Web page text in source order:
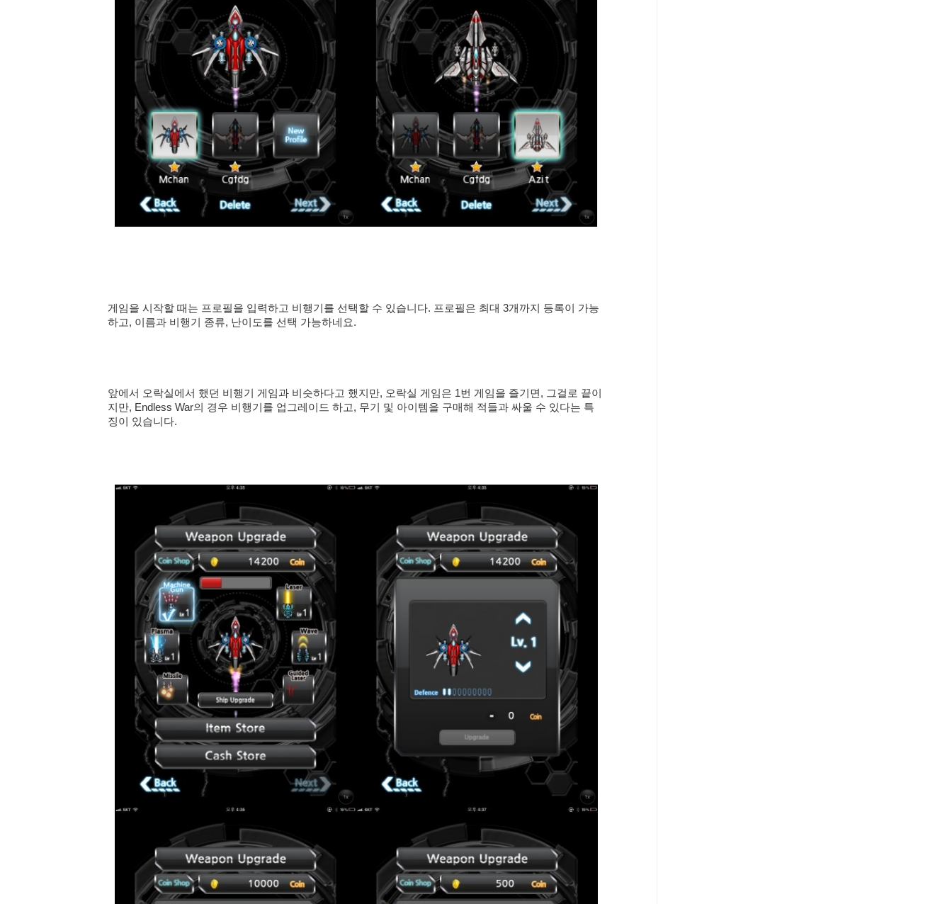
게임을 시작할 때는 프로필을 입력하고 비행기를 선택할 수 있습니다. 프로필은 최대 3개까지 등록이 가능
하고, 이름과 비행기 종류, 난이도를 선택 가능하네요.
앞에서 오락실에서 했던 비행기 게임과 비슷하다고 했지만, 오락실 게임은 1번 게임을 즐기면, 그걸로 끝이
지만, Endless War의 경우 비행기를 업그레이드 하고, 무기 및 아이템을 구매해 적들과 싸울 수 있다는 특
징이 있습니다.